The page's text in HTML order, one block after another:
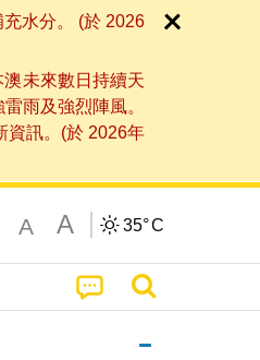
水分。 (於 2026
未來數日持續天
雨及強烈陣風。
資訊。(於 2026年
A A 35°C